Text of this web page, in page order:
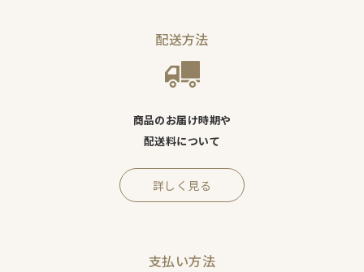
配送方法
商品のお届け時期や
配送料について
詳しく見る
支払い方法